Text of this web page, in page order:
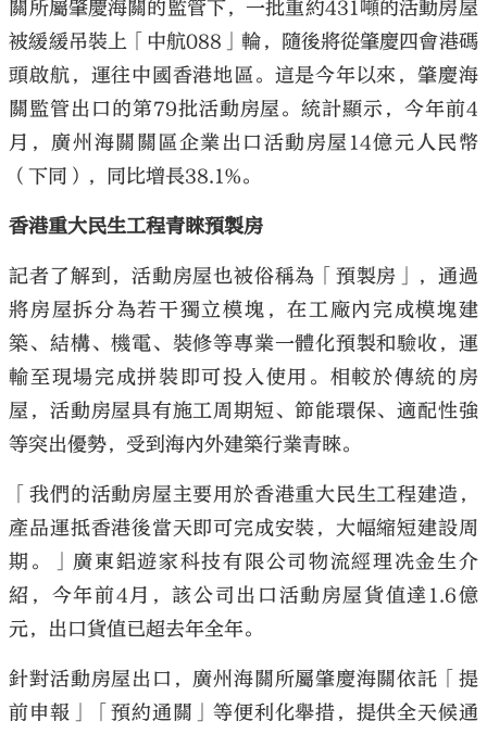
關所屬肇慶海關的監管下，一批重約431噸的活動房屋
被緩緩吊裝上「中航088」輪，隨後將從肇慶四會港碼
頭啟航，運往中國香港地區。這是今年以來，肇慶海
關監管出口的第79批活動房屋。統計顯示，今年前4
月，廣州海關關區企業出口活動房屋14億元人民幣
（下同），同比增長38.1%。
香港重大民生工程青睞預製房
記者了解到，活動房屋也被俗稱為「預製房」，通過
將房屋拆分為若干獨立模塊，在工廠內完成模塊建
築、結構、機電、裝修等專業一體化預製和驗收，運
輸至現場完成拼裝即可投入使用。相較於傳統的房
屋，活動房屋具有施工周期短、節能環保、適配性強
等突出優勢，受到海內外建築行業青睞。
「我們的活動房屋主要用於香港重大民生工程建造，
產品運抵香港後當天即可完成安裝，大幅縮短建設周
期。」廣東鋁遊家科技有限公司物流經理冼金生介
紹，今年前4月，該公司出口活動房屋貨值達1.6億
元，出口貨值已超去年全年。
針對活動房屋出口，廣州海關所屬肇慶海關依託「提
前申報」「預約通關」等便利化舉措，提供全天候通